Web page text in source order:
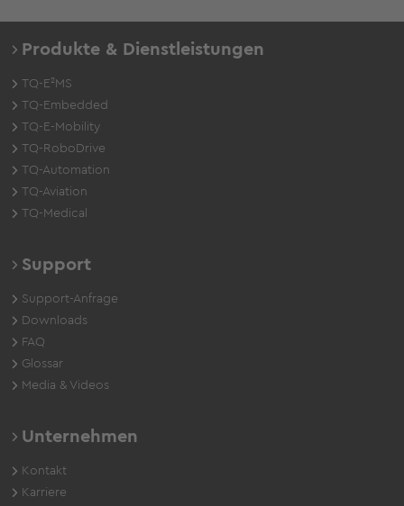
Produkte & Dienstleistungen
TQ-E²MS
TQ-Embedded
TQ-E-Mobility
TQ-RoboDrive
TQ-Automation
TQ-Aviation
TQ-Medical
Support
Support-Anfrage
Downloads
FAQ
Glossar
Media & Videos
Unternehmen
Kontakt
Karriere